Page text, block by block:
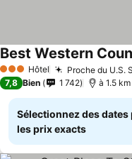
3 ÉtoilesHôtel Proche du U.S.
Best Western
7,8 Bien 1 742 à 1.5
Sélectionnez des
les prix exacts